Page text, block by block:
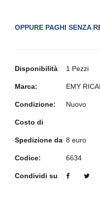
OPPURE PAGHI SENZA
Disponibilità 1 Pezzi
Marca: EMY
Condizione: Nuovo
Costo di
Spedizione da 8 euro
Codice: 6634
Condividi su